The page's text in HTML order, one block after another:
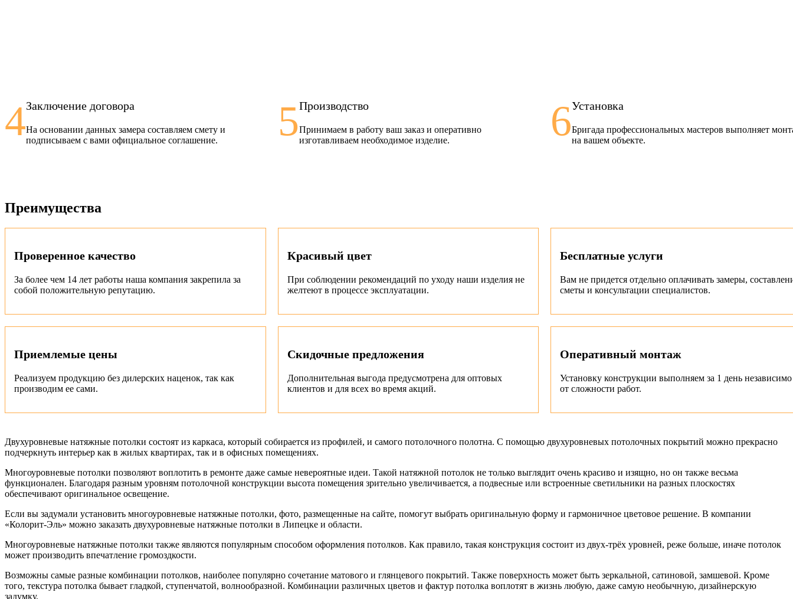
4Заключение договора
На основании данных замера составляем смету и
подписываем с вами официальное соглашение.
5Производство
Принимаем в работу ваш заказ и оперативно
изготавливаем необходимое изделие.
6Установка
Бригада профессиональных мастеров выполняет
на вашем объекте.
Преимущества
Проверенное качество
За более чем 14 лет работы наша компания закрепила за
собой положительную репутацию.
Красивый цвет
При соблюдении рекомендаций по уходу наши изделия не
желтеют в процессе эксплуатации.
Бесплатные услуги
Вам не придется отдельно оплачивать замеры,
сметы и консультации специалистов.
Приемлемые цены
Реализуем продукцию без дилерских наценок, так как
производим ее сами.
Скидочные предложения
Дополнительная выгода предусмотрена для оптовых
клиентов и для всех во время акций.
Оперативный монтаж
Установку конструкции выполняем за 1 день независимо
от сложности работ.
Двухуровневые натяжные потолки состоят из каркаса, который собирается из профилей, и самого потолочного полотна. С помощью двухуровневых потолочных покрытий можно прекрасно
подчеркнуть интерьер как в жилых квартирах, так и в офисных помещениях.
Многоуровневые потолки позволяют воплотить в ремонте даже самые невероятные идеи. Такой натяжной потолок не только выглядит очень красиво и изящно, но он также весьма
функционален. Благодаря разным уровням потолочной конструкции высота помещения зрительно увеличивается, а подвесные или встроенные светильники на разных плоскостях
обеспечивают оригинальное освещение.
Если вы задумали установить многоуровневые натяжные потолки, фото, размещенные на сайте, помогут выбрать оригинальную форму и гармоничное цветовое решение. В компании
«Колорит-Эль» можно заказать двухуровневые натяжные потолки в Липецке и области.
Многоуровневые натяжные потолки также являются популярным способом оформления потолков. Как правило, такая конструкция состоит из двух-трёх уровней, реже больше, иначе потолок
может производить впечатление громоздкости.
Возможны самые разные комбинации потолков, наиболее популярно сочетание матового и глянцевого покрытий. Также поверхность может быть зеркальной, сатиновой, замшевой. Кроме
того, текстура потолка бывает гладкой, ступенчатой, волнообразной. Комбинации различных цветов и фактур потолка воплотят в жизнь любую, даже самую необычную, дизайнерскую
задумку.